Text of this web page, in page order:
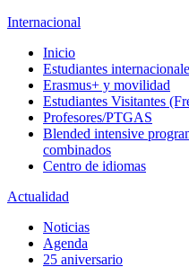
Internacional
Inicio
Estudiantes
Erasmus+ y movilidad
Estudiantes Visitantes
Profesores/PTGAS
Blended intensive
combinados
Centro de idiomas
Actualidad
Noticias
Agenda
25 aniversario